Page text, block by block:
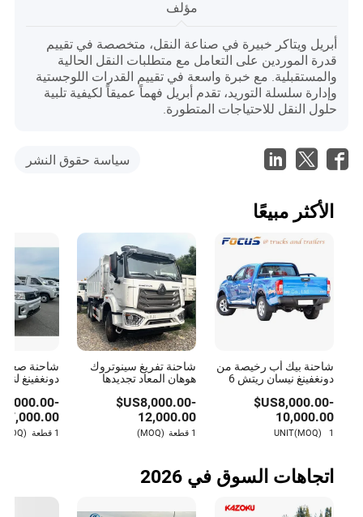
مؤلف
أبريل ويتاكر خبيرة في صناعة النقل، متخصصة في تقييم
قدرة الموردين على التعامل مع متطلبات النقل الحالية
والمستقبلية. مع خبرة واسعة في تقييم القدرات اللوجستية
وإدارة سلسلة التوريد، تقدم أبريل فهماً عميقاً لكيفية تلبية
حلول النقل للاحتياجات المتطورة.
سياسة حقوق النشر
الأكثر مبيعًا
شاحنة بيك أب رخيصة من
دونغفينغ نيسان ريتش 6
بمحرك ديزل 4X4 صف
واحد مزدوج صف قيادة
يسار ويمين
US$8,000.00-
10,000.00
1 UNIT
(MOQ)
شاحنة تفريغ سينوتروك
هوهان المعاد تجديدها
جديدة ومستعملة شاحنة
HOWO Nx شاحنة ديزل
8X4 شاحنة تفريغ
US$8,000.00-
12,000.00
1 قطعة (MOQ)
شاحنة
دونغفينغ
شاحنة بيك
صغيرة
والتوصيل
4,000.00-
7,000.00
1 قطعة (MOQ)
اتجاهات السوق في 2026